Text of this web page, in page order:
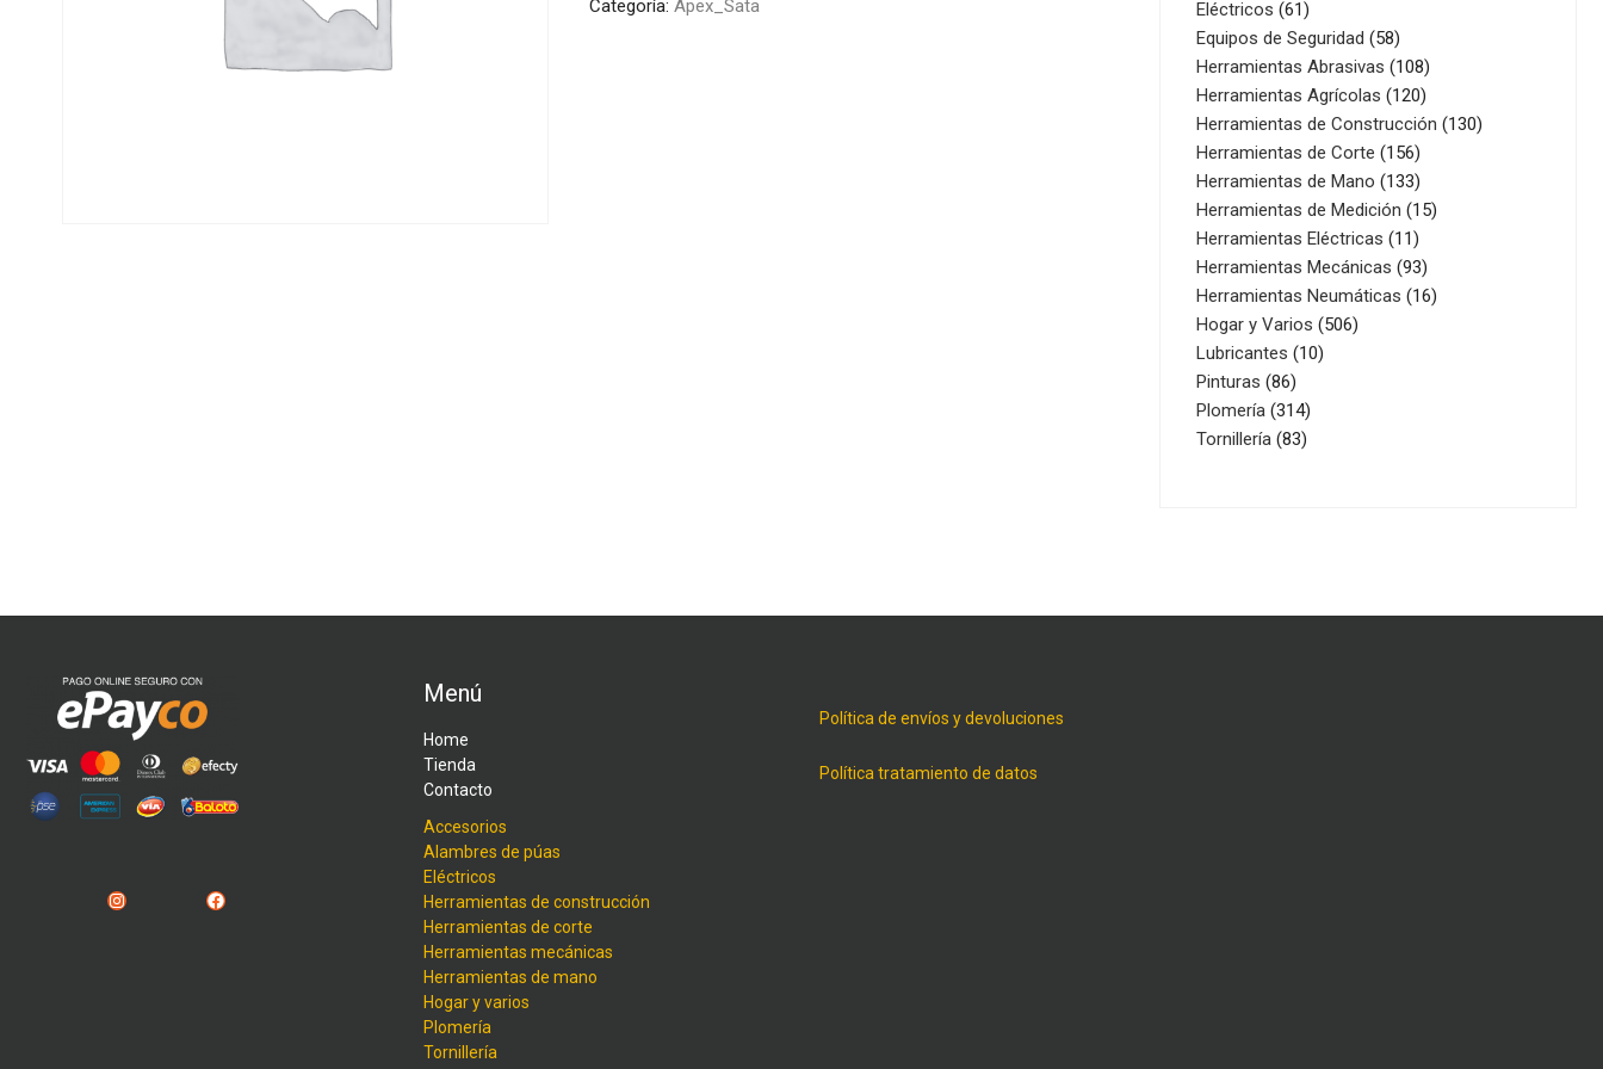
Categoría: Apex_Sata Eléctricos 6161
productos
Equipos de Seguridad 5858
productos
Herramientas Abrasivas 108108
productos
Herramientas Agrícolas 120120
productos
Herramientas de Construcción 130130
Herramientas de Corte 156156
productos
Herramientas de Mano 133133
productos
Herramientas de Medición 1515
Herramientas Eléctricas 1111
productos
Herramientas Mecánicas 9393
productos
Herramientas Neumáticas 1616
Hogar y Varios 506506
Lubricantes 1010
Pinturas 8686
productos
Plomería 314314
productos
Tornillería 8383
Instagram Facebook
Menú
Home
Tienda
Contacto
Accesorios
Alambres de púas
Eléctricos
Herramientas de construcción
Herramientas de corte
Herramientas mecánicas
Herramientas de mano
Hogar y varios
Plomería
Tornillería
Política de envíos y devoluciones
Política tratamiento de datos